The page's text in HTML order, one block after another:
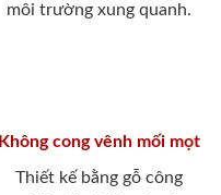
môi trường xung quanh.
Không cong vênh mối mọt
Thiết kế bằng gỗ công